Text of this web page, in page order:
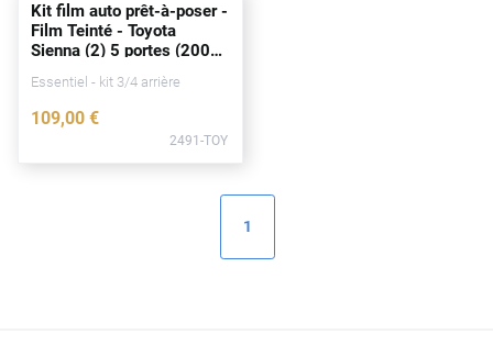
Land Rover
Mini
Kit film auto prêt-à-poser -
Film Teinté - Toyota
Sienna (2) 5portes (2003
Essentiel - kit 3/4 arrière
109,00 €
2491-TOY
1